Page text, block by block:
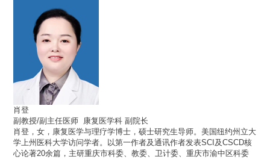
肖登
副教授/副主任医师 康复医学科 副院长
肖登，女，康复医学与理疗学博士，硕士研究生导师。美国纽约州立大
学上州医科大学访问学者。以第一作者及通讯作者发表SCI及CSCD核
心论著20余篇，主研重庆市科委、教委、卫计委、重庆市渝中区科委